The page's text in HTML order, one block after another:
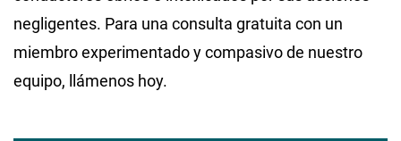
negligentes. Para una consulta gratuita con un
miembro experimentado y compasivo de nuestro
equipo, llámenos hoy.